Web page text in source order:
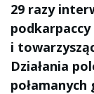
29 razy
i
Działania